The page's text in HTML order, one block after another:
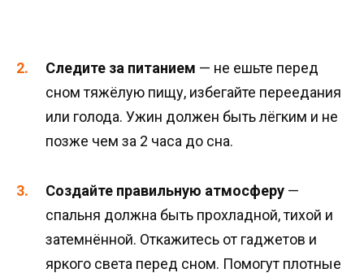
Следите за питанием — не ешьте перед
сном тяжёлую пищу, избегайте переедания
или голода. Ужин должен быть лёгким и не
позже чем за 2 часа до сна.
Создайте правильную атмосферу —
спальня должна быть прохладной, тихой и
затемнённой. Откажитесь от гаджетов и
яркого света перед сном. Помогут плотные